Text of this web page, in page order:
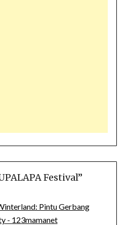
Festival”
Pintu Gerbang
- 123mamanet